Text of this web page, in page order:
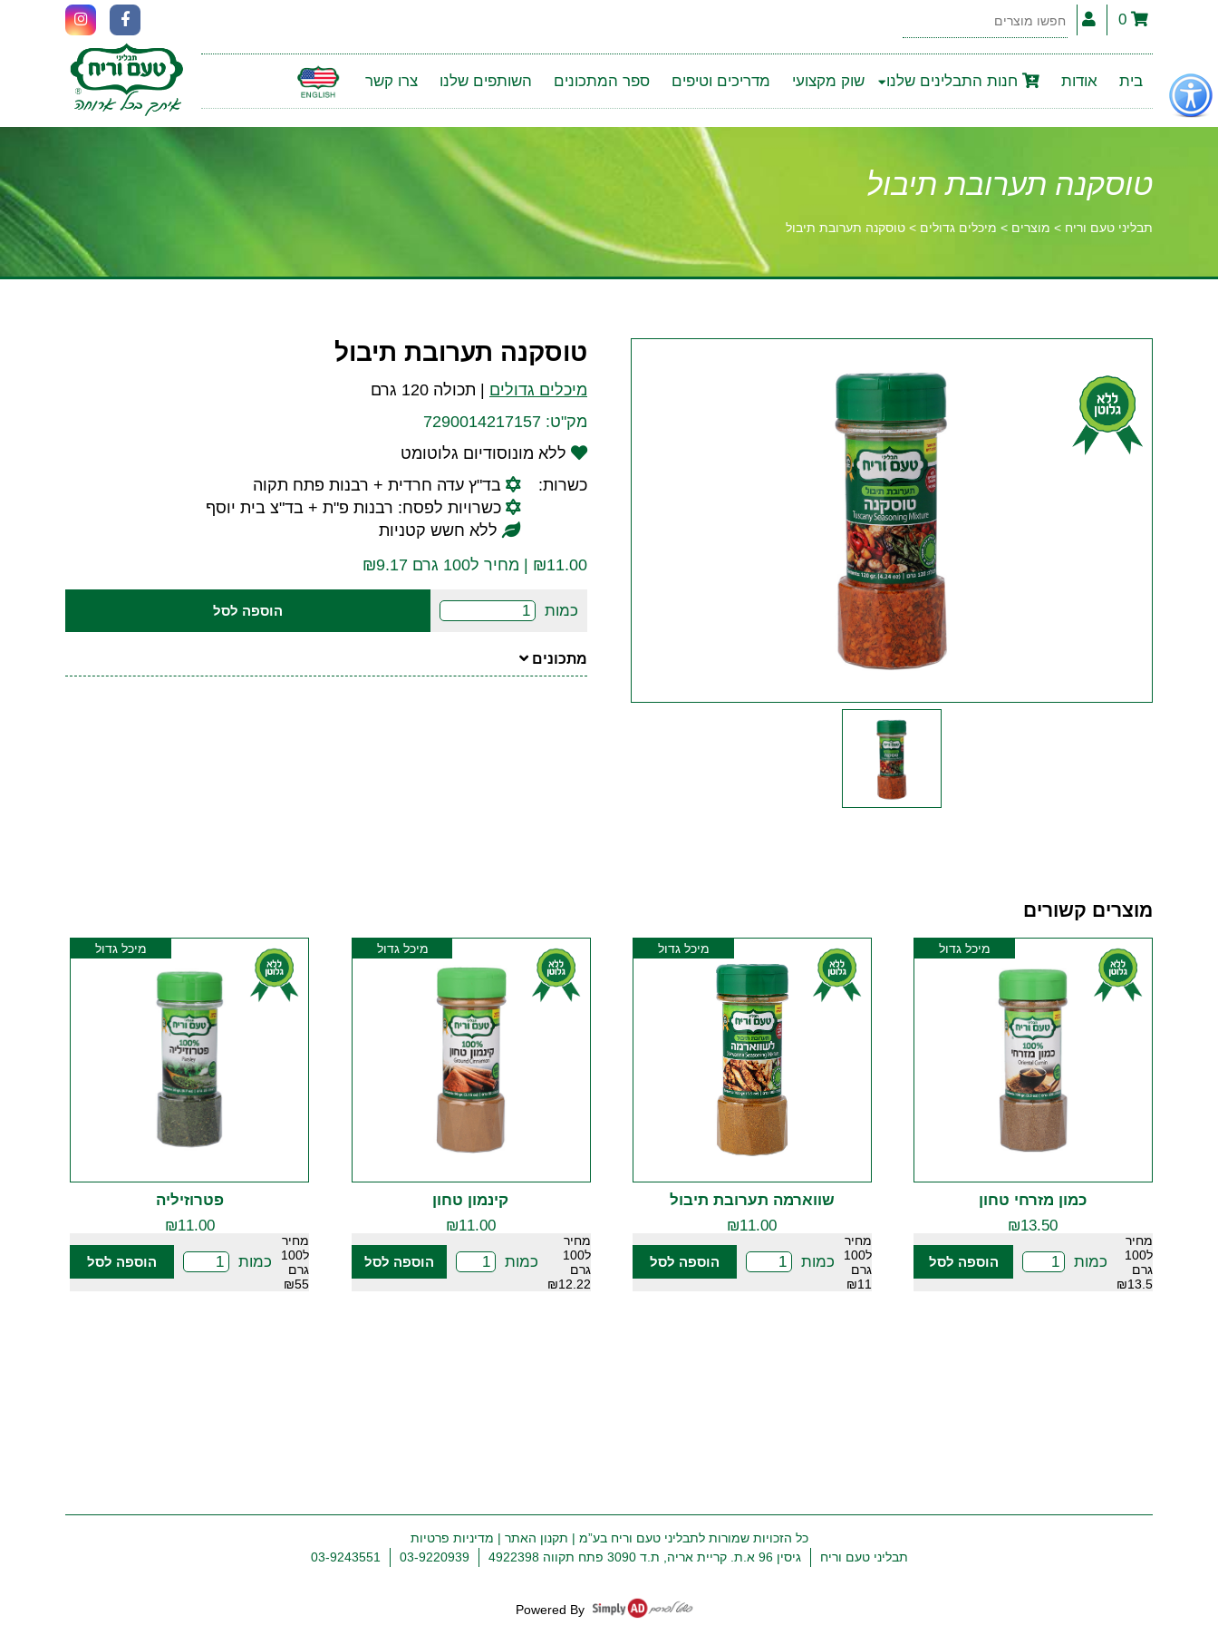
כפתור
לפתיחת
תפריט
נגישות
0 חפשו
בית אודות חנות התבלינים שלנו שוק מקצועי מדריכים וטיפים ספר המתכונים השותפים שלנו צרו קשר
טוסקנה תערובת תיבול
תבליני טעם וריח > מוצרים > מיכלים גדולים > טוסקנה תערובת תיבול
טוסקנה תערובת תיבול
מיכלים גדולים
תכולה 120 גרם
מק"ט: 7290014217157
ללא מונוסודיום גלוטומט
כשרות:
בד"ץ עדה חרדית + רבנות פתח תקוה
כשרויות לפסח: רבנות פ"ת + בד"צ בית יוסף
ללא חשש קטניות
₪11.00 | מחיר ל100 גרם ₪9.17
כמות הוספה לסל
מתכונים
מוצרים קשורים
מיכל גדול
כמון מזרחי טחון
₪13.50
מחיר
ל100
גרם
₪13.5
כמות הוספה לסל
מיכל גדול
שווארמה תערובת תיבול
₪11.00
מחיר
ל100
גרם
₪11
כמות הוספה לסל
מיכל גדול
קינמון טחון
₪11.00
מחיר
ל100
גרם
₪12.22
כמות הוספה לסל
מיכל גדול
פטרוזיליה
₪11.00
מחיר
ל100
גרם
₪55
כמות הוספה לסל
כל הזכויות שמורות לתבליני טעם וריח בע”מ | תקנון האתר | מדיניות פרטיות
תבליני טעם וריח
גיסין 96 א.ת. קריית אריה, ת.ד 3090 פתח תקווה 4922398 03-9220939
03-9243551
Powered By